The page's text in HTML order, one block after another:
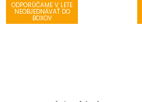
ODPORÚČAME V LETE
NEOBJEDNÁVAŤ DO
BOXOV